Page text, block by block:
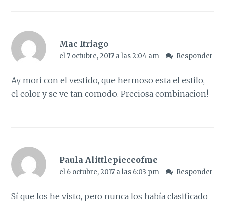
Mac Itriago
el 7 octubre, 2017 a las 2:04 am Responder
Ay mori con el vestido, que hermoso esta el estilo,
el color y se ve tan comodo. Preciosa combinacion!
Paula Alittlepieceofme
el 6 octubre, 2017 a las 6:03 pm Responder
Sí que los he visto, pero nunca los había clasificado